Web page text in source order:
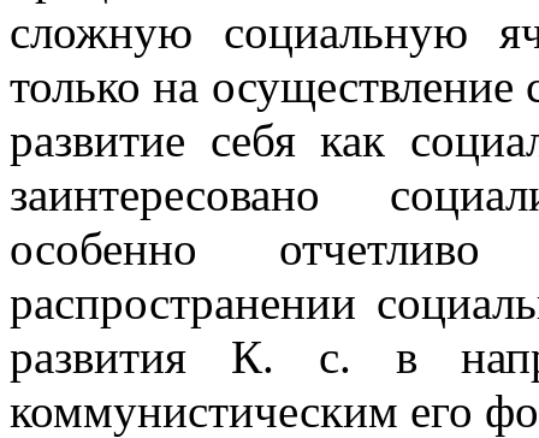
сложную социальную
только на
развитие себя как
заинтересовано
особенно
распространении
развития К. с. в
коммунистическим его